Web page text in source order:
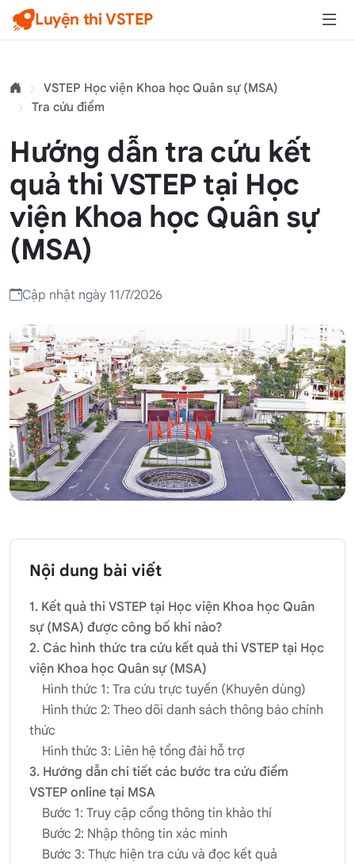
Luyện thi VSTEP
VSTEP Học viện Khoa học Quân sự (MSA)
Tra cứu điểm
Hướng dẫn tra cứu kết
quả thi VSTEP tại Học
viện Khoa học Quân sự
(MSA)
Cập nhật ngày 11/7/2026
Nội dung bài viết
1. Kết quả thi VSTEP tại Học viện Khoa học Quân
sự (MSA) được công bố khi nào?
2. Các hình thức tra cứu kết quả thi VSTEP tại Học
viện Khoa học Quân sự (MSA)
Hình thức 1: Tra cứu trực tuyến (Khuyên dùng)
Hình thức 2: Theo dõi danh sách thông báo chính
thức
Hình thức 3: Liên hệ tổng đài hỗ trợ
3. Hướng dẫn chi tiết các bước tra cứu điểm
VSTEP online tại MSA
Bước 1: Truy cập cổng thông tin khảo thí
Bước 2: Nhập thông tin xác minh
Bước 3: Thực hiện tra cứu và đọc kết quả